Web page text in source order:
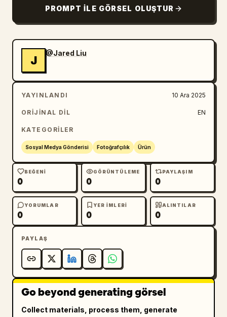
PROMPT ILE GÖRSEL OLUŞTUR
J
@Jared Liu
YAYINLANDI 10 Ara 2025
ORIJINAL DIL EN
KATEGORILER
Sosyal Medya Gönderisi Fotoğrafçılık Ürün
BEĞENI
0
GÖRÜNTÜLEME
0
PAYLAŞIM
0
YORUMLAR
0
YER IMLERI
0
ALINTILAR
0
PAYLAŞ
Go beyond generating görsel
Collect materials, process them, generate